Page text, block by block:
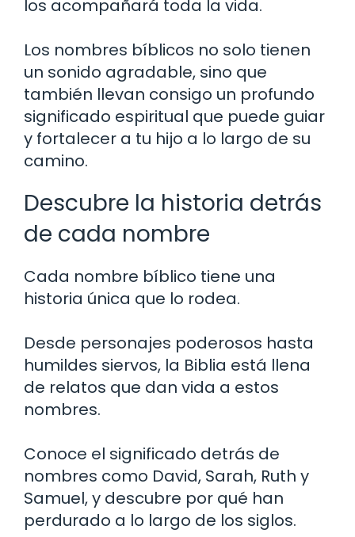
los acompañará toda la vida.
Los nombres bíblicos no solo tienen
un sonido agradable, sino que
también llevan consigo un profundo
significado espiritual que puede guiar
y fortalecer a tu hijo a lo largo de su
camino.
Descubre la historia detrás
de cada nombre
Cada nombre bíblico tiene una
historia única que lo rodea.
Desde personajes poderosos hasta
humildes siervos, la Biblia está llena
de relatos que dan vida a estos
nombres.
Conoce el significado detrás de
nombres como David, Sarah, Ruth y
Samuel, y descubre por qué han
perdurado a lo largo de los siglos.